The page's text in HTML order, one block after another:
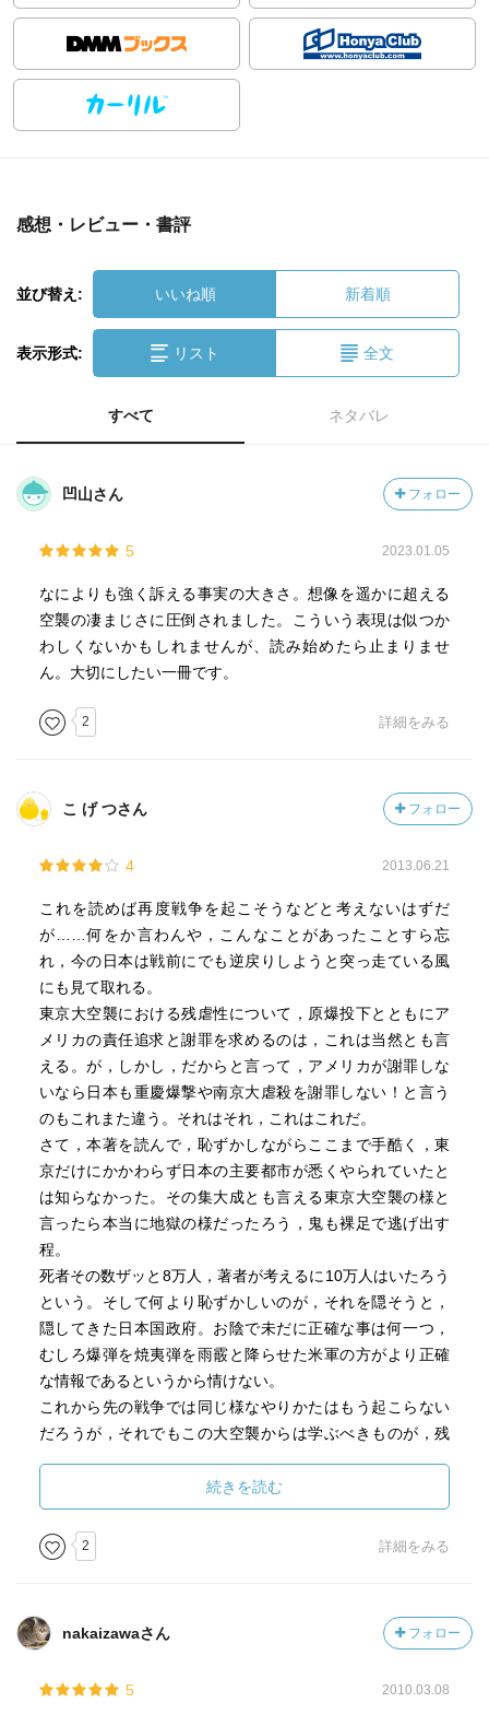
感想・レビュー・書評
並び替え: いいね順 新着順
表示形式: リスト 全文
すべて ネタバレ
凹山さん フォロー
5 2023.01.05
なによりも強く訴える事実の大きさ。想像を遥かに超える
空襲の凄まじさに圧倒されました。こういう表現は似つか
わしくないかもしれませんが、読み始めたら止まりませ
ん。大切にしたい一冊です。
2 詳細をみる
こ げ つさん フォロー
4 2013.06.21
これを読めば再度戦争を起こそうなどと考えないはずだ
が……何をか言わんや，こんなことがあったことすら忘
れ，今の日本は戦前にでも逆戻りしようと突っ走ている風
にも見て取れる。
東京大空襲における残虐性について，原爆投下とともにア
メリカの責任追求と謝罪を求めるのは，これは当然とも言
える。が，しかし，だからと言って，アメリカが謝罪しな
いなら日本も重慶爆撃や南京大虐殺を謝罪しない！と言う
のもこれまた違う。それはそれ，これはこれだ。
さて，本著を読んで，恥ずかしながらここまで手酷く，東
京だけにかかわらず日本の主要都市が悉くやられていたと
は知らなかった。その集大成とも言える東京大空襲の様と
言ったら本当に地獄の様だったろう，鬼も裸足で逃げ出す
程。
死者その数ザッと8万人，著者が考えるに10万人はいたろう
という。そして何より恥ずかしいのが，それを隠そうと，
隠してきた日本国政府。お陰で未だに正確な事は何一つ，
むしろ爆弾を焼夷弾を雨霰と降らせた米軍の方がより正確
な情報であるというから情けない。
これから先の戦争では同じ様なやりかたはもう起こらない
だろうが，それでもこの大空襲からは学ぶべきものが，残
誰が言ったか「人が歴史から学ぶのは，“人は歴史から何も
学ばない”ということだ」というのはなんとも皮肉な話だ。
続きを読む
2 詳細をみる
nakaizawaさん フォロー
5 2010.03.08